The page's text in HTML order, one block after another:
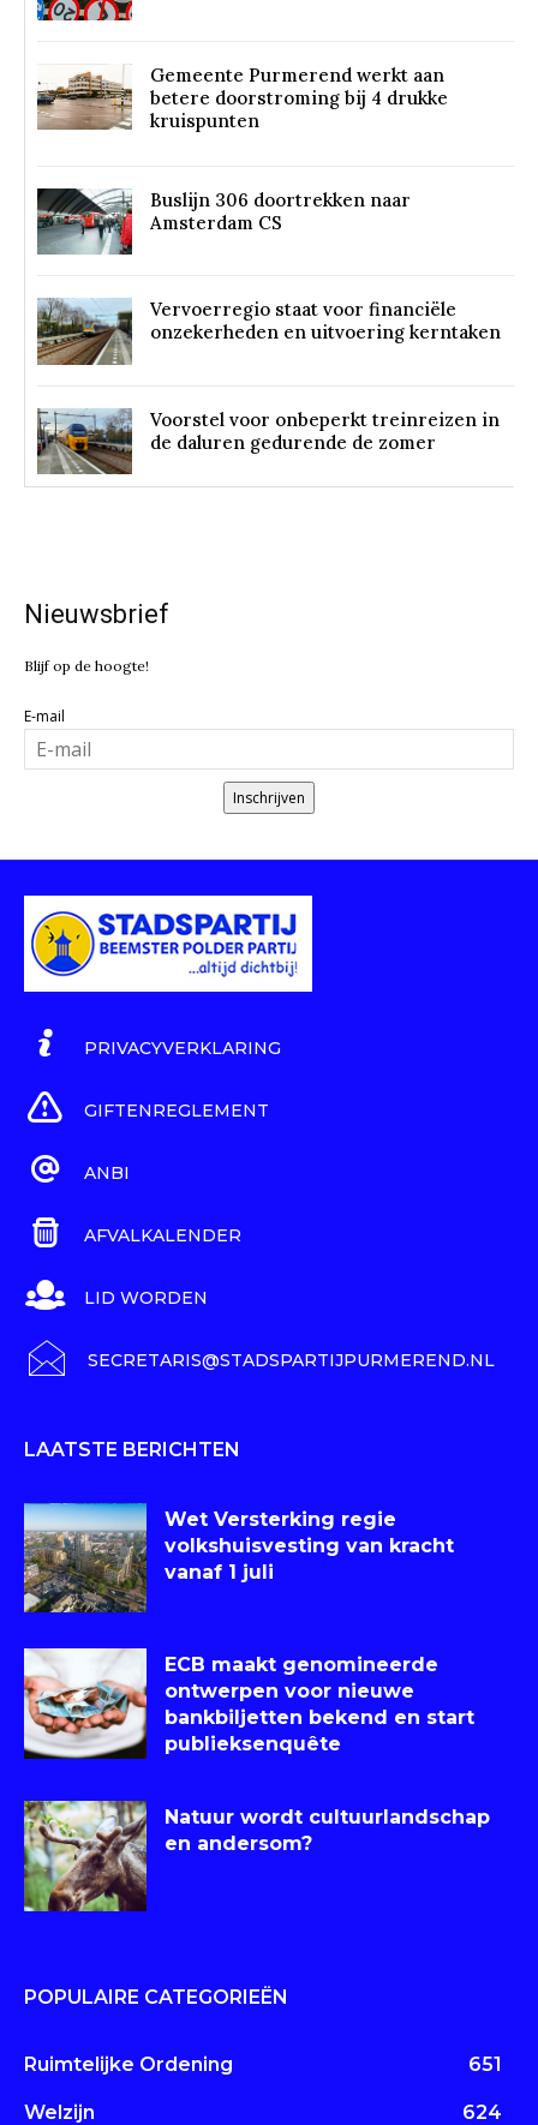
Gemeente Purmerend werkt aan
betere doorstroming bij 4 drukke
kruispunten
Buslijn 306 doortrekken naar
Amsterdam CS
Vervoerregio staat voor financiële
onzekerheden en uitvoering kerntaken
Voorstel voor onbeperkt treinreizen in
de daluren gedurende de zomer
Nieuwsbrief
Blijf op de hoogte!
E-mail
Inschrijven
PRIVACYVERKLARING
GIFTENREGLEMENT
ANBI
AFVALKALENDER
LID WORDEN
SECRETARIS@STADSPARTIJPURMEREND.NL
LAATSTE BERICHTEN
Wet Versterking regie
volkshuisvesting van kracht
vanaf 1 juli
ECB maakt genomineerde
ontwerpen voor nieuwe
bankbiljetten bekend en start
publieksenquête
Natuur wordt cultuurlandschap
en andersom?
POPULAIRE CATEGORIEËN
Ruimtelijke Ordening 651
Welzijn 624